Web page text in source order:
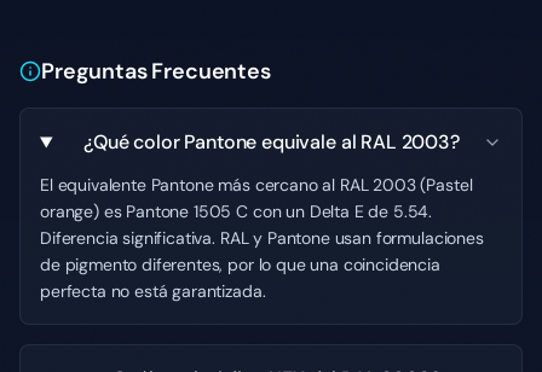
Preguntas Frecuentes
¿Qué color Pantone equivale al RAL 2003?
El equivalente Pantone más cercano al RAL 2003 (Pastel
orange) es Pantone 1505 C con un Delta E de 5.54.
Diferencia significativa. RAL y Pantone usan formulaciones
de pigmento diferentes, por lo que una coincidencia
perfecta no está garantizada.